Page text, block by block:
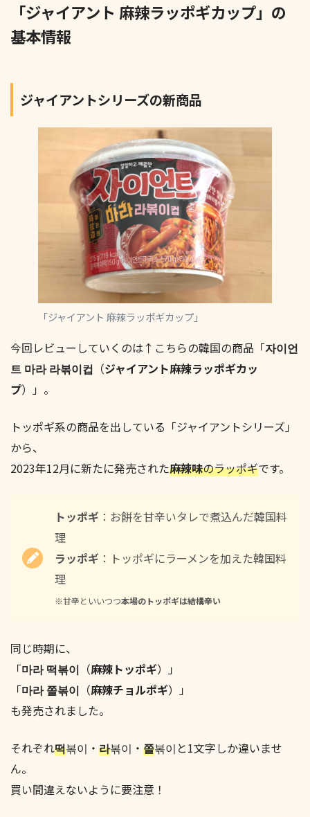
「ジャイアント 麻辣ラッポギカップ」の
基本情報
ジャイアントシリーズの新商品
「ジャイアント 麻辣ラッポギカップ」
今回レビューしていくのは↑こちらの韓国の商品「자이언
트 마라 라볶이컵 （ジャイアント麻辣ラッポギカッ
プ）」。
トッポギ系の商品を出している「ジャイアントシリーズ」
から、
2023年12月に新たに発売された麻辣味のラッポギです。
トッポギ ：お餅を甘辛いタレで煮込んだ韓国料
理
ラッポギ ：トッポギにラーメンを加えた韓国料
理
※甘辛といいつつ本場のトッポギは結構辛い
同じ時期に、
「마라 떡볶이 （麻辣トッポギ）」
「마라 쫄볶이 （麻辣チョルポギ）」
も発売されました。
それぞれ떡볶이・ 라볶이・ 쫄볶이と1文字しか違いませ
ん。
買い間違えないように要注意！